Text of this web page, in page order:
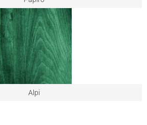
Alpi